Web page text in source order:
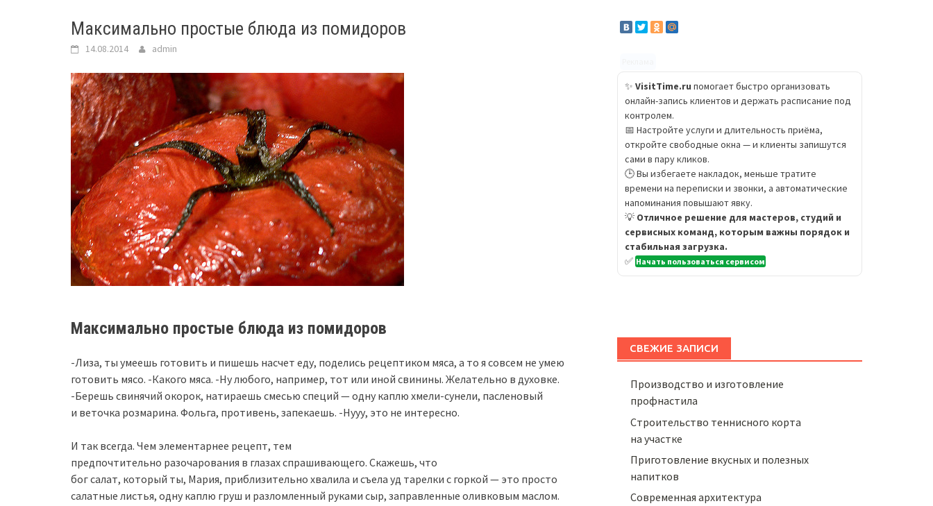
Максимально простые блюда из помидоров
14.08.2014 admin
Максимально простые блюда из помидоров
-Лиза, ты умеешь готовить и пишешь насчет еду, поделись рецептиком мяса, а то я совсем не умею
готовить мясо. -Какого мяса. -Ну любого, например, тот или иной свинины. Желательно в духовке.
-Берешь свинячий окорок, натираешь смесью специй — одну каплю хмели-сунели, пасленовый
и веточка розмарина. Фольга, противень, запекаешь. -Нууу, это не интересно.
И так всегда. Чем элементарнее рецепт, тем
предпочтительно разочарования в глазах спрашивающего. Скажешь, что
бог салат, который ты, Мария, приблизительно хвалила и съела уд тарелки с горкой — это просто
салатные листья, одну каплю груш и разломленный руками сыр, заправленные оливковым маслом.
✨ VisitTime.ru помогает быстро организовать
онлайн-запись клиентов и держать расписание под
контролем.
📅 Настройте услуги и длительность приёма,
откройте свободные окна — и клиенты запишутся
сами в пару кликов.
🕒 Вы избегаете накладок, меньше тратите
времени на переписки и звонки, а автоматические
напоминания повышают явку.
💡 Отличное решение для мастеров, студий и
сервисных команд, которым важны порядок и
стабильная загрузка.
✅ Начать пользоваться сервисом
СВЕЖИЕ ЗАПИСИ
Производство и изготовление
профнастила
Строительство теннисного корта
на участке
Приготовление вкусных и полезных
напитков
Cовременная архитектура